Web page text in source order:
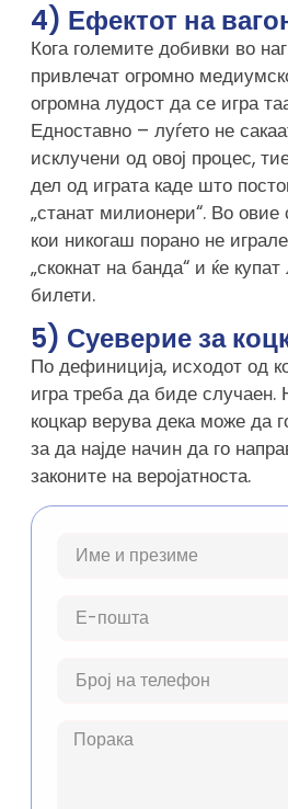
4) Ефектот на
Кога големите добивки во
привлечат огромно
огромна лудост да се игра
Едноставно – луѓето не
исклучени од овој процес,
дел од играта каде што
„станат милионери“. Во овие
кои никогаш порано не
„скокнат на банда“ и ќе
билети.
5) Суеверие за
По дефиниција, исходот од
игра треба да биде случаен.
коцкар верува дека може да
за да најде начин да го
законите на веројатноста.